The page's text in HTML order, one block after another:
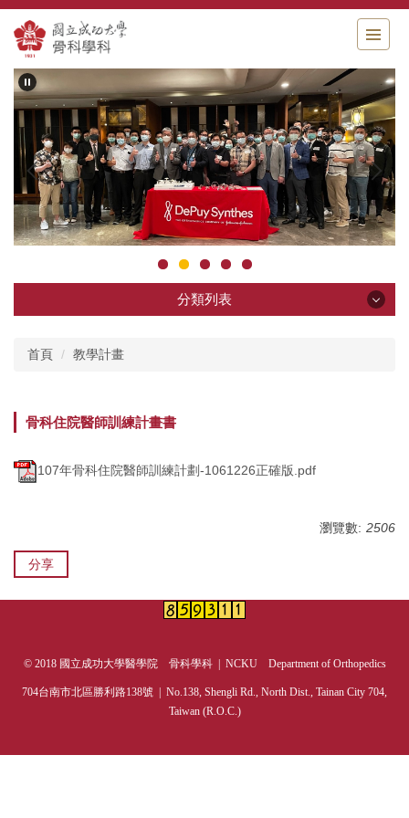
跳
到
主
要
內
容
區
分類列表
次專科介紹
成員介紹
學術活動
研究成果
首頁 教學計畫
骨科住院醫師訓練計畫書
107年骨科住院醫師訓練計劃-1061226正確版.pdf
瀏覽數: 2506
分享
© 2018 國立成功大學醫學院 骨科學科 | NCKU Department of Orthopedics
704台南市北區勝利路138號 | No.138, Shengli Rd., North Dist., Tainan City 704,
Taiwan (R.O.C.)